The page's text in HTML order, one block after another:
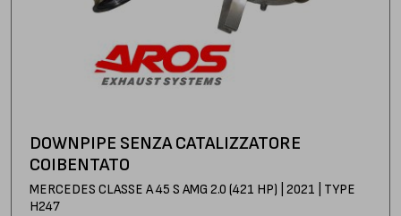
DOWNPIPE SENZA CATALIZZATORE
COIBENTATO
MERCEDES CLASSE A 45 S AMG 2.0 (421 HP) | 2021 | TYPE
H247